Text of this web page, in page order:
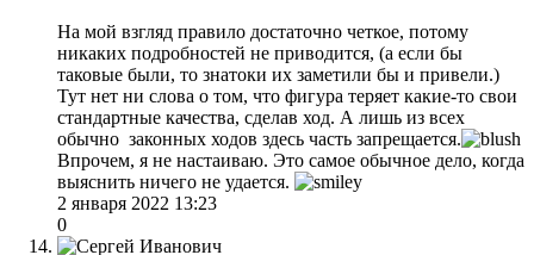
На мой взгляд правило достаточно четкое, потому
никаких подробностей не приводится, (а если бы
таковые были, то знатоки их заметили бы и привели.)
Тут нет ни слова о том, что фигура теряет какие-то свои
стандартные качества, сделав ход. А лишь из всех
обычно законных ходов здесь часть запрещается.
Впрочем, я не настаиваю. Это самое обычное дело, когда
выяснить ничего не удается.
2 января 2022 13:23
0